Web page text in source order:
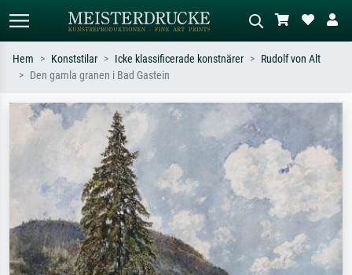
Sök efter konstnär, titel eller stil –
t.ex. Monet, Stjärnenatt,
impressionism, Hokusai-våg, naken.
Beskriv scenen – t.ex. grön äng,
abstrakt med mycket rött, mörk
oljemålning, stående naken bredvid ett
träd.
Hem Konststilar Icke klassificerade konstnärer
Rudolf von Alt
Den gamla granen i Bad Gastein